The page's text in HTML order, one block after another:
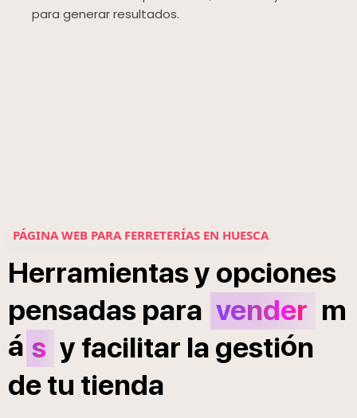
para generar resultados.
PÁGINA WEB PARA FERRETERÍAS EN HUESCA
Herramientasy opciones
pensadas para vender m
á s y facilitar la gestión
detu tienda